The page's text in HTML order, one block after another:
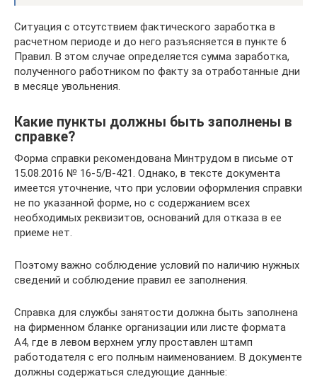
Ситуация с отсутствием фактического заработка в
расчетном периоде и до него разъясняется в пункте 6
Правил. В этом случае определяется сумма заработка,
полученного работником по факту за отработанные дни
в месяце увольнения.
Какие пункты должны быть заполнены в
справке?
Форма справки рекомендована Минтрудом в письме от
15.08.2016 № 16-5/В-421. Однако, в тексте документа
имеется уточнение, что при условии оформления справки
не по указанной форме, но с содержанием всех
необходимых реквизитов, оснований для отказа в ее
приеме нет.
Поэтому важно соблюдение условий по наличию нужных
сведений и соблюдение правил ее заполнения.
Справка для службы занятости должна быть заполнена
на фирменном бланке организации или листе формата
А4, где в левом верхнем углу проставлен штамп
работодателя с его полным наименованием. В документе
должны содержаться следующие данные: